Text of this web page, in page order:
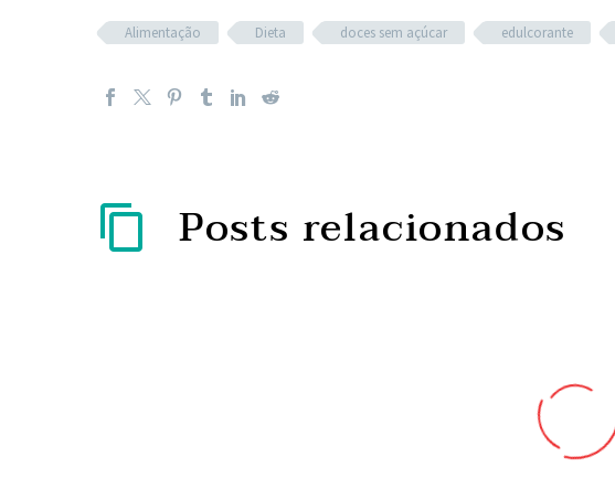
Alimentação Dieta doces sem açúcar edulcorante
Posts relacionados